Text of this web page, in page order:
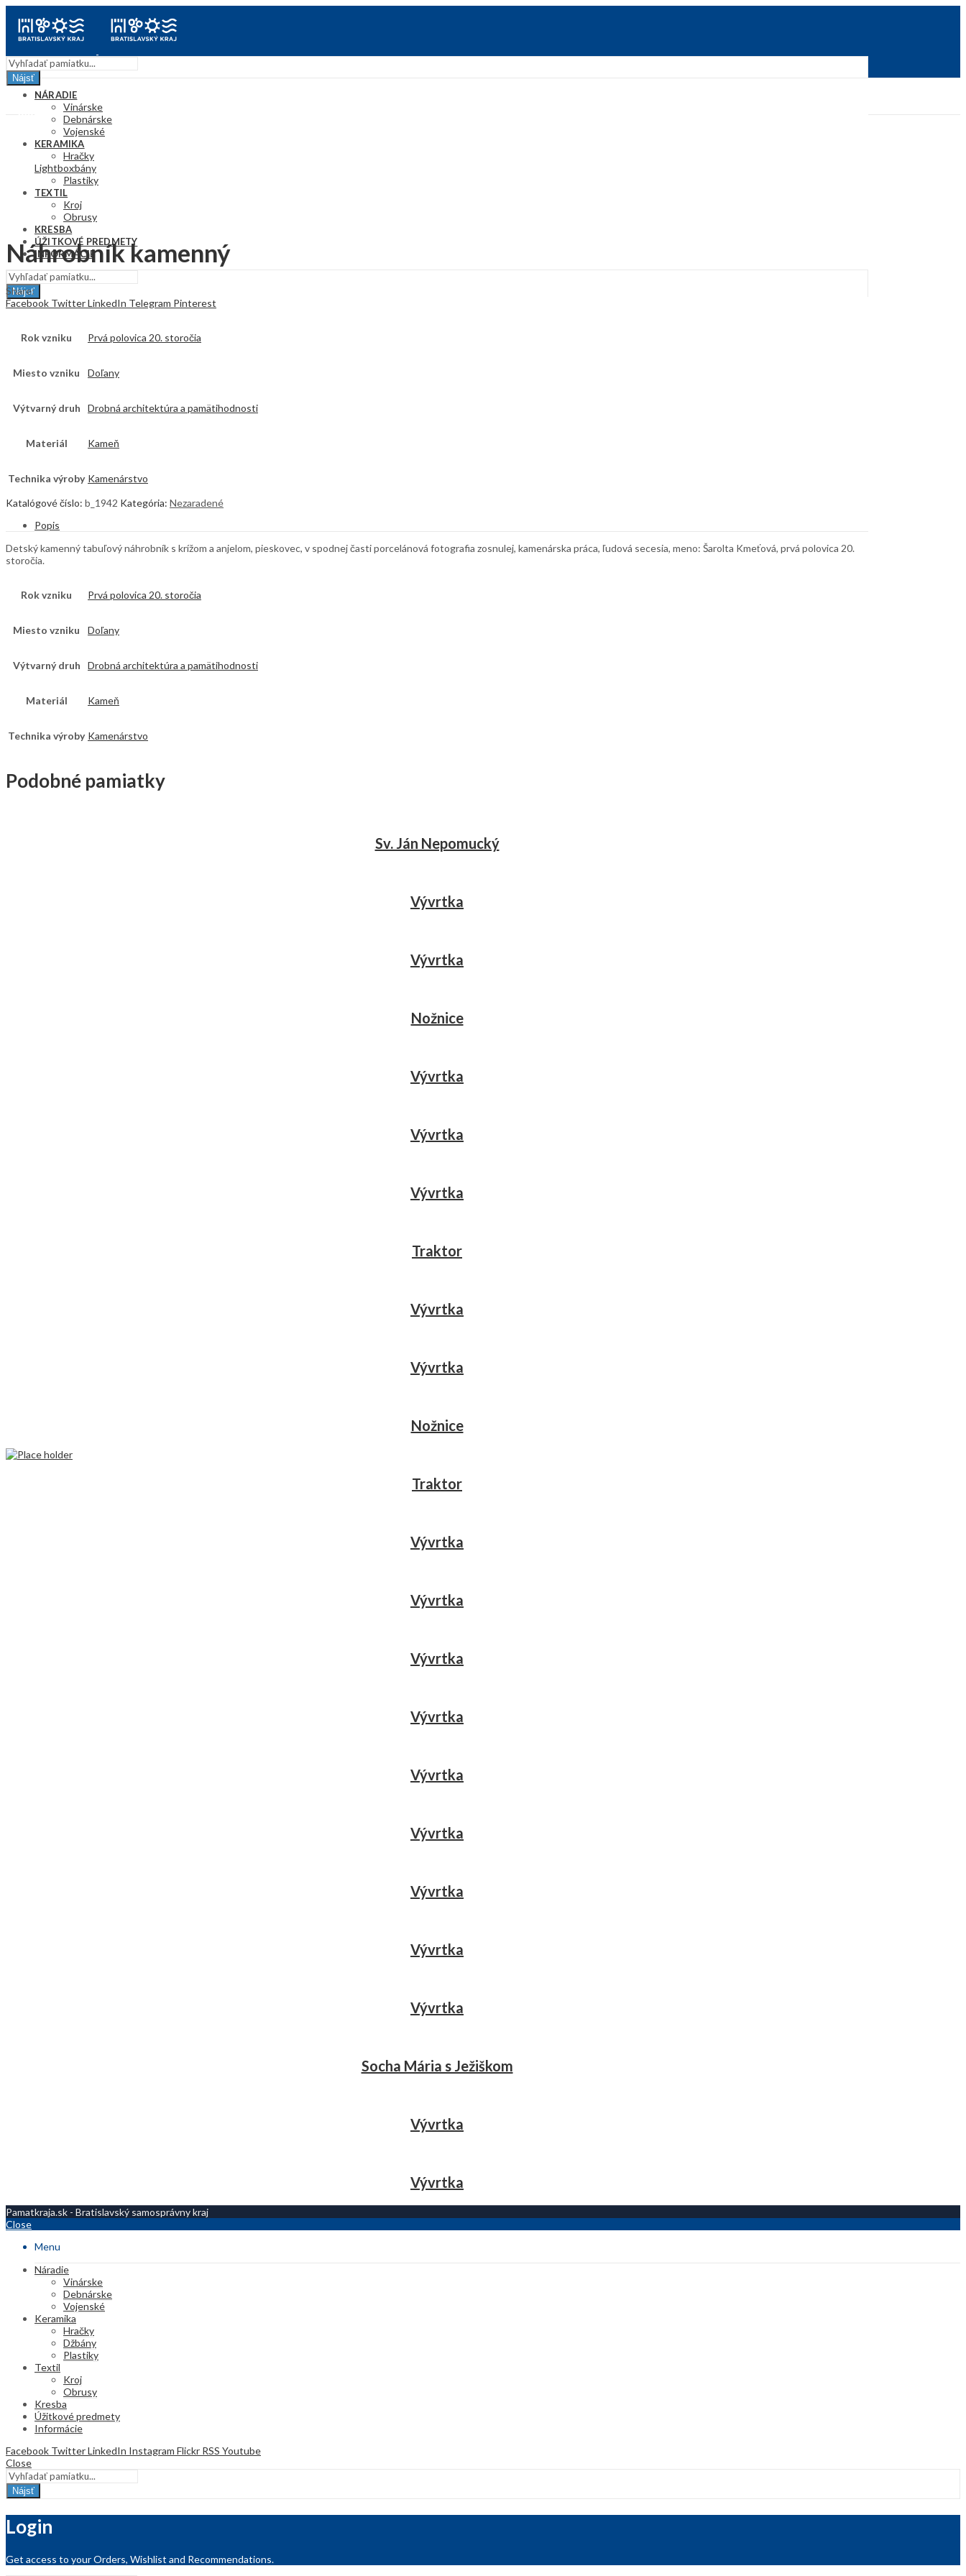
Nájsť
Menu NÁRADIE
Vinárske
Debnárske
Vojenské
KERAMIKA
Hračky
Džbány
Plastiky
TEXTIL
Kroj
Obrusy
KRESBA
ÚŽITKOVÉ PREDMETY
INFORMÁCIE
Nájsť
Lightbox
Náhrobník kamenný
Share:
Facebook TwitterLinkedIn Telegram Pinterest
Rok vzniku Prvá polovica 20. storočia
Miesto vzniku Doľany
Výtvarný druh Drobná architektúra a pamätihodnosti
Materiál Kameň
Technika výroby Kamenárstvo
Katalógové číslo: b_1942 Kategória: Nezaradené
Popis
Detský kamenný tabuľový náhrobník s krížom a anjelom, pieskovec, v spodnej časti porcelánová fotografia zosnulej, kamenárska práca, ľudová secesia, meno: Šarolta Kmeťová, prvá polovica 20.
storočia.
Rok vzniku Prvá polovica 20. storočia
Miesto vzniku Doľany
Výtvarný druh Drobná architektúra a pamätihodnosti
Materiál Kameň
Technika výroby Kamenárstvo
Podobné pamiatky
Sv. Ján Nepomucký
Vývrtka
Vývrtka
Nožnice
Vývrtka
Vývrtka
Vývrtka
Traktor
Vývrtka
Vývrtka
Nožnice
Traktor
Vývrtka
Vývrtka
Vývrtka
Vývrtka
Vývrtka
Vývrtka
Vývrtka
Vývrtka
Vývrtka
Socha Mária s Ježiškom
Vývrtka
Vývrtka
Pamatkraja.sk - Bratislavský samosprávny kraj
Close
Menu
Náradie
Vinárske
Debnárske
Vojenské
Keramika
Hračky
Džbány
Plastiky
Textil
Kroj
Obrusy
Kresba
Úžitkové predmety
Informácie
Facebook TwitterLinkedIn Instagram Flickr RSS Youtube
Close
Nájsť
Login
Get access to your Orders, Wishlist and Recommendations.